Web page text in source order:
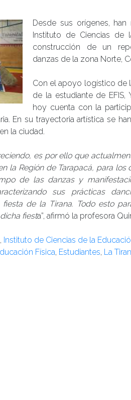
Desde sus orígenes,
Instituto de Ciencias de
construcción de un
danzas de la zona Norte,
Con el apoyo logístico de
de la estudiante de EFIS,
hoy cuenta con la
En su trayectoria artística se
la ciudad.
es por ello que
la Región de Tarapacá, para los
de las danzas y
sus prácticas
de la Tirana. Todo esto
fiesta”, afirmó la profesora
, Instituto de Ciencias de la
Física, Estudiantes, La